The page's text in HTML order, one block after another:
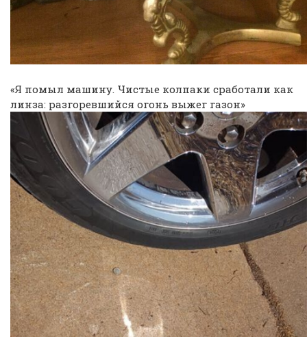
«Я помыл машину. Чистые колпаки сработали как
линза: разгоревшийся огонь выжег газон»